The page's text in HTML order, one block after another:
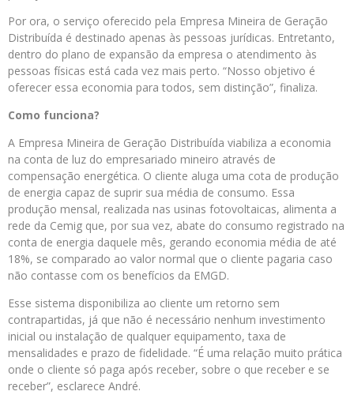
Por ora, o serviço oferecido pela Empresa Mineira de Geração
Distribuída é destinado apenas às pessoas jurídicas. Entretanto,
dentro do plano de expansão da empresa o atendimento às
pessoas físicas está cada vez mais perto. “Nosso objetivo é
oferecer essa economia para todos, sem distinção”, finaliza.
Como funciona?
A Empresa Mineira de Geração Distribuída viabiliza a economia
na conta de luz do empresariado mineiro através de
compensação energética. O cliente aluga uma cota de produção
de energia capaz de suprir sua média de consumo. Essa
produção mensal, realizada nas usinas fotovoltaicas, alimenta a
rede da Cemig que, por sua vez, abate do consumo registrado na
conta de energia daquele mês, gerando economia média de até
18%, se comparado ao valor normal que o cliente pagaria caso
não contasse com os benefícios da EMGD.
Esse sistema disponibiliza ao cliente um retorno sem
contrapartidas, já que não é necessário nenhum investimento
inicial ou instalação de qualquer equipamento, taxa de
mensalidades e prazo de fidelidade. “É uma relação muito prática
onde o cliente só paga após receber, sobre o que receber e se
receber”, esclarece André.